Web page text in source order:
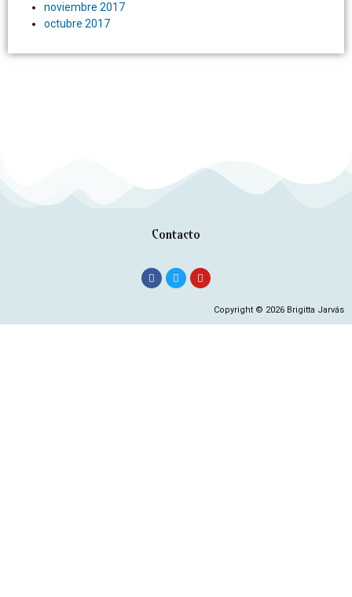
noviembre 2017
octubre 2017
Contacto
Copyright © 2026 Brigitta Jarvás